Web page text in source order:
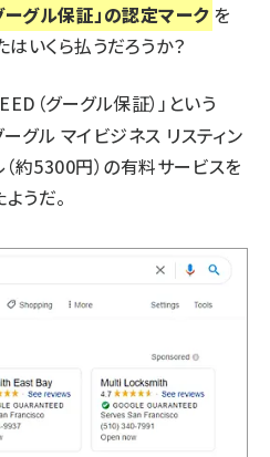
グル保証」の認定マーク を
いくら払うだろうか？
（グーグル保証）」という
グル マイビジネス リスティン
約5300円）の有料サービスを
うだ。